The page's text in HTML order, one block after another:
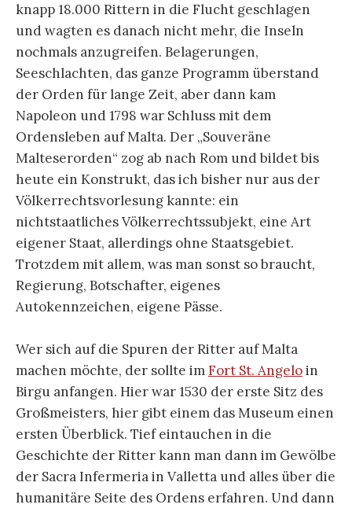
knapp 18.000 Rittern in die Flucht geschlagen
und wagten es danach nicht mehr, die Inseln
nochmals anzugreifen. Belagerungen,
Seeschlachten, das ganze Programm überstand
der Orden für lange Zeit, aber dann kam
Napoleon und 1798 war Schluss mit dem
Ordensleben auf Malta. Der „Souveräne
Malteserorden“ zog ab nach Rom und bildet bis
heute ein Konstrukt, das ich bisher nur aus der
Völkerrechtsvorlesung kannte: ein
nichtstaatliches Völkerrechtssubjekt, eine Art
eigener Staat, allerdings ohne Staatsgebiet.
Trotzdem mit allem, was man sonst so braucht,
Regierung, Botschafter, eigenes
Autokennzeichen, eigene Pässe.
Wer sich auf die Spuren der Ritter auf Malta
machen möchte, der sollte imFort St. Angeloin
Birgu anfangen. Hier war 1530 der erste Sitz des
Großmeisters, hier gibt einem das Museum einen
ersten Überblick. Tief eintauchen in die
Geschichte der Ritter kann man dann im Gewölbe
der Sacra Infermeria in Valletta und alles über die
humanitäre Seite des Ordens erfahren. Und dann